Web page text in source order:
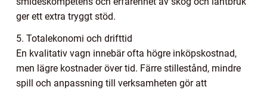
ger ett extra tryggt stöd.
5. Totalekonomi och drifttid
En kvalitativ vagn innebär ofta högre inköpskostnad,
men lägre kostnader över tid. Färre stillestånd, mindre
spill och anpassning till verksamheten gör att